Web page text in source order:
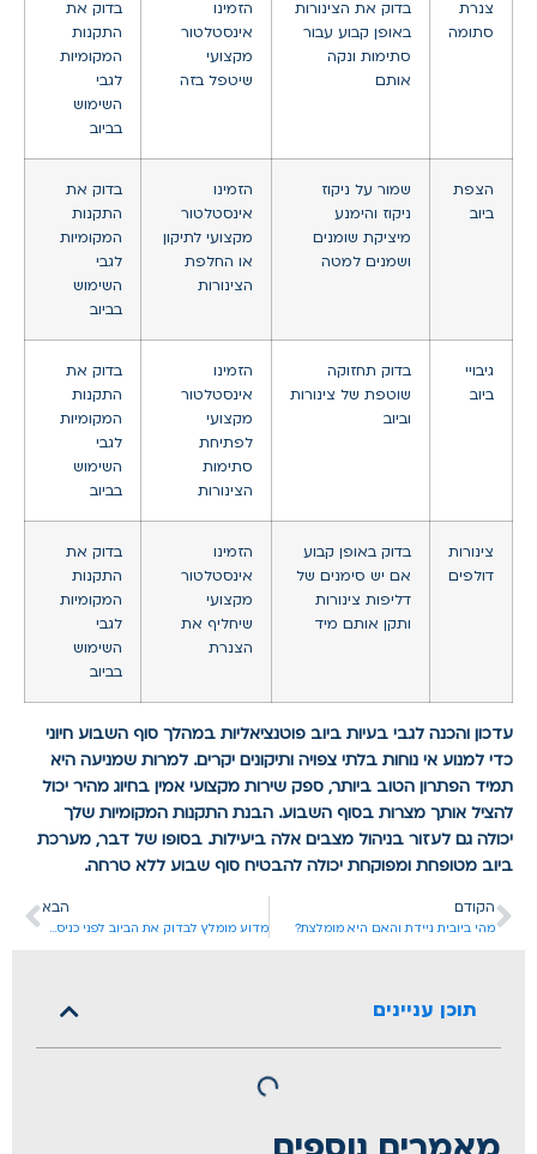
צנרת
סתומה
בדוק את הצינורות
באופן קבוע עבור
סתימות ונקה
אותם
הזמינו
אינסטלטור
מקצועי
שיטפל בזה
בדוק את
התקנות
המקומיות
לגבי
השימוש
בביוב
הצפת
ביוב
שמור על ניקוז
ניקוז והימנע
מיציקת שומנים
ושמנים למטה
הזמינו
אינסטלטור
מקצועי לתיקון
או החלפת
הצינורות
בדוק את
התקנות
המקומיות
לגבי
השימוש
בביוב
גיבויי
ביוב
בדוק תחזוקה
שוטפת של צינורות
וביוב
הזמינו
אינסטלטור
מקצועי
לפתיחת
סתימות
הצינורות
בדוק את
התקנות
המקומיות
לגבי
השימוש
בביוב
צינורות
דולפים
בדוק באופן קבוע
אם יש סימנים של
דליפות צינורות
ותקן אותם מיד
הזמינו
אינסטלטור
מקצועי
שיחליף את
הצנרת
בדוק את
התקנות
המקומיות
לגבי
השימוש
בביוב
עדכון והכנה לגבי בעיות ביוב פוטנציאליות במהלך סוף השבוע חיוני
כדי למנוע אי נוחות בלתי צפויה ותיקונים יקרים. למרות שמניעה היא
תמיד הפתרון הטוב ביותר, ספק שירות מקצועי אמין בחיוג מהיר יכול
להציל אותך מצרות בסוף השבוע. הבנת התקנות המקומיות שלך
יכולה גם לעזור בניהול מצבים אלה ביעילות. בסופו של דבר, מערכת
ביוב מטופחת ומפוקחת יכולה להבטיח סוף שבוע ללא טרחה.
הקודם
מהי ביובית ניידת והאם היא מומלצת?
הבא
מדוע מומלץ לבדוק את הביוב לפני כניסה לבית חדש
תוכן עניינים